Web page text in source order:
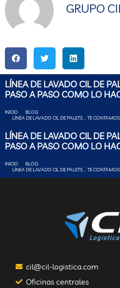
GRUPO
LÍNEA DE LAVADO CIL DE
PASO A PASO COMO LO
Estás aquí:
INICIO
BLOG
LÍNEA DE LAVADO CIL DE PALETS … TE
LÍNEA DE LAVADO CIL DE
PASO A PASO COMO LO
Estás aquí:
INICIO
BLOG
LÍNEA DE LAVADO CIL DE PALETS … TE
cil@cil-logistica.com
Oficinas centrales